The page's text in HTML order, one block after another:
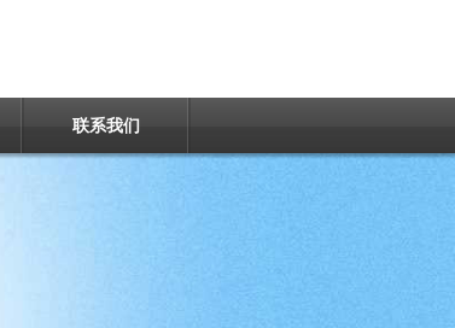
联系我们